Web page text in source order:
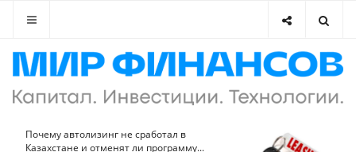
Почему автолизинг не сработал в
Казахстане и отменят ли программу...